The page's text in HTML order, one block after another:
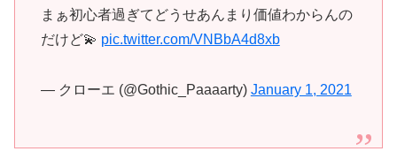
まぁ初心者過ぎてどうせあんまり価値わからんの
だけど💫 pic.twitter.com/VNBbA4d8xb
— クローエ (@Gothic_Paaaarty) January 1, 2021